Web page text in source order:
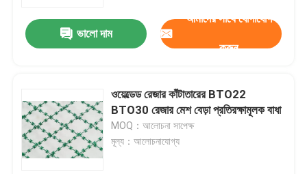
ভালো দাম
আমাদের সাথে যোগাযোগ
করুন
ওয়েল্ডেড রেজার কাঁটাতারের BTO22
BTO30 রেজার মেশ বেড়া প্রতিরক্ষামূলক বাধা
MOQ：আলোচনা সাপেক্ষ
মূল্য：আলোচনাযোগ্য